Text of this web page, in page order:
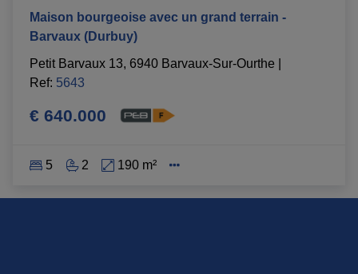
Maison bourgeoise avec un grand terrain -
Barvaux (Durbuy)
Petit Barvaux 13, 6940 Barvaux-Sur-Ourthe
Ref: 5643
€ 640.000
5 2 190 m²